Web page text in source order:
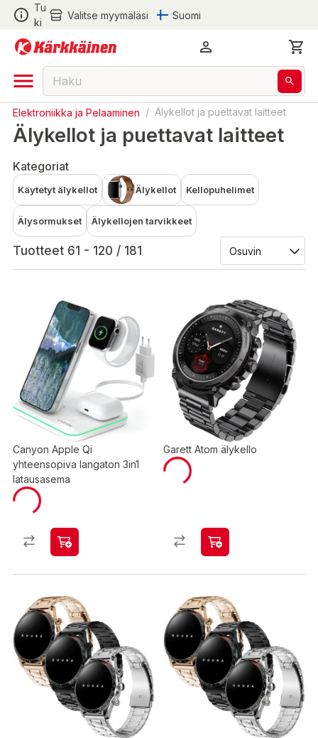
Tu
ki
Valitse myymäläsi Suomi
Elektroniikka ja Pelaaminen / Älykellot ja puettavat laitteet
Älykellot ja puettavat laitteet
Kategoriat
Käytetyt älykellot Älykellot Kellopuhelimet
Älysormukset Älykellojen tarvikkeet
Tuotteet 61 - 120 / 181
Canyon Apple Qi
yhteensopiva langaton 3in1
latausasema
Garett Atom älykello